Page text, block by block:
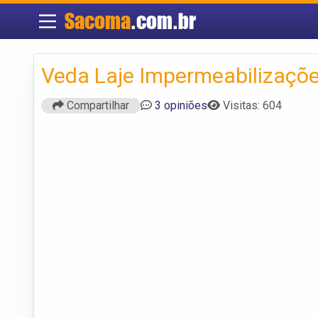
Sacoma.com.br
Veda Laje
Compartilhar 3 opiniões Visitas: 604